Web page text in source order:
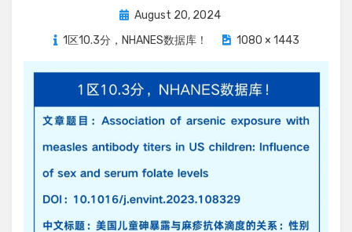
Posted
August 20, 2024
1区10.3分，NHANES数据库！
1080 × 1443